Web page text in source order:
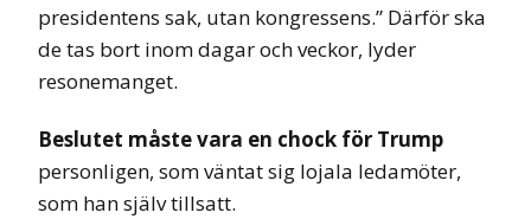
presidentens sak, utan kongressens.” Därför ska
de tas bort inom dagar och veckor, lyder
resonemanget.
Beslutet måste vara en chock för Trump
personligen, som väntat sig lojala ledamöter,
som han själv tillsatt.